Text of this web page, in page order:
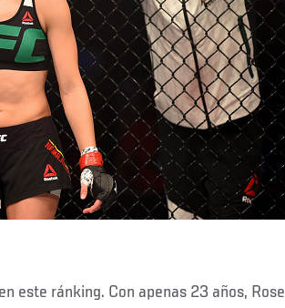
este ránking. Con apenas 23 años, Rose